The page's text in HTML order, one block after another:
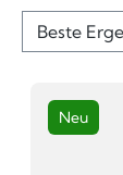
Neu